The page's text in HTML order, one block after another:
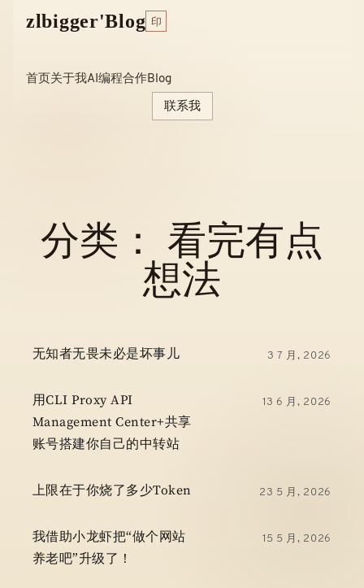
zlbigger'Blog 印
首页 关于我AI编程合作Blog
联系我
分类： 看完有点
想法
无知者无畏未必是坏事儿 3 7 月, 2026
用CLI Proxy API
Management Center+共享
账号搭建你自己的中转站
13 6 月, 2026
上限在于你烧了多少token 23 5 月, 2026
我借助小龙虾把“做个网站
养老吧”升级了！
15 5 月, 2026